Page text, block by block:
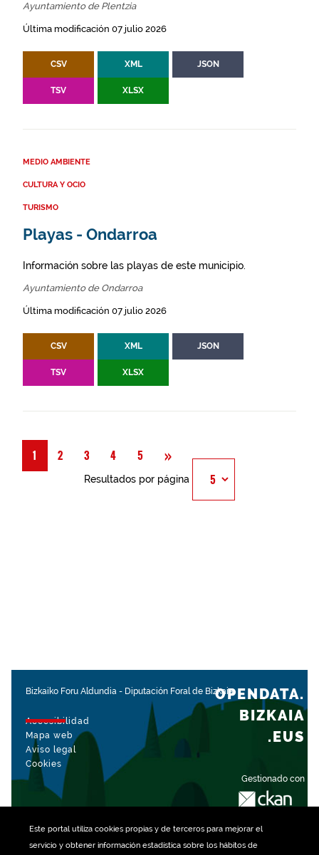
Este portal utiliza cookiespropias y de terceros para mejorar el
servicio y obtener información estadística sobre los hábitos de
Ayuntamiento de Plentzia
Última modificación 07 julio 2026
CSV XML JSON
TSV XLSX
MEDIO AMBIENTE
CULTURA Y OCIO
TURISMO
Playas - Ondarroa
Información sobre las playas de este municipio.
Ayuntamiento de Ondarroa
Última modificación 07 julio 2026
CSV XML JSON
TSV XLSX
1 2 3 4 5 » Siguiente
Resultados por página
Bizkaiko Foru Aldundia - Diputación Foral de Bizkaia
Accesibilidad
Mapa web
Aviso legal
Cookies
Gestionado con
OPENDATA.
BIZKAIA
.EUS